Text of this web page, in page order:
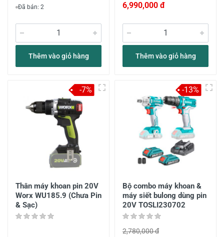
Đã bán: 2
Thêm vào giỏ hàng
6,990,000 đ
Thêm vào giỏ hàng
Thân máy khoan pin 20V
Worx WU185.9 (Chưa Pin
& Sạc)
-7%
Bộ combo máy khoan &
máy siết bulong dùng pin
20V TOSLI230702
2,780,000 đ
-13%